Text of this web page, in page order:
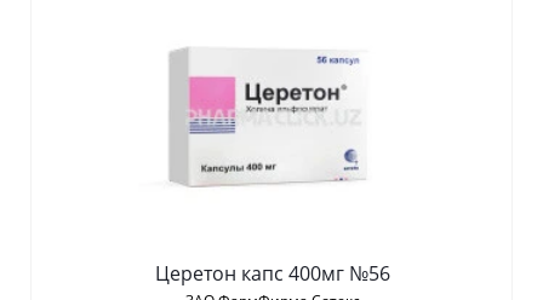
Церетон капс 400мг №56